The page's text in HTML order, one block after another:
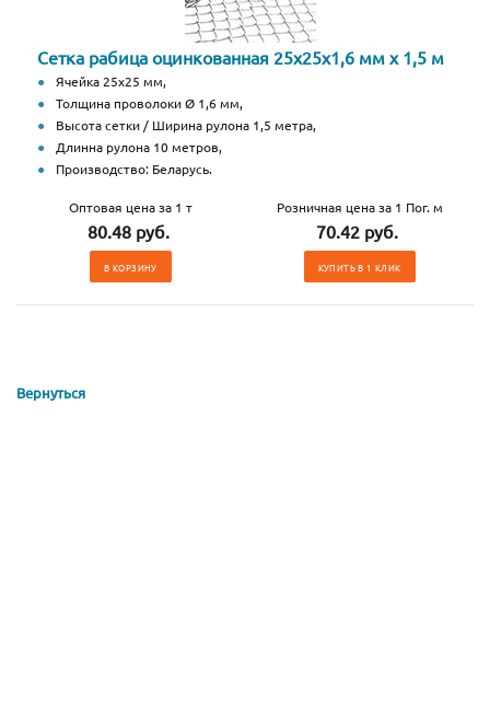
Сетка рабица оцинкованная 25х25х1,6 мм х 1,5 м
Ячейка 25х25 мм,
Толщина проволоки Ø 1,6 мм,
Высота сетки / Ширина рулона 1,5 метра,
Длинна рулона 10 метров,
Производство: Беларусь.
Оптовая цена за 1 т
80.48 руб.
В КОРЗИНУ
Розничная цена за 1 Пог. м
70.42 руб.
КУПИТЬ В 1 КЛИК
Вернуться